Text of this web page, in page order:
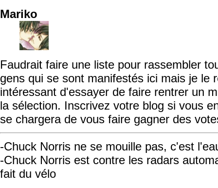
Mariko
Faudrait faire une liste pour rassembler
gens qui se sont manifestés ici mais je le
intéressant d'essayer de faire rentrer un
la sélection. Inscrivez votre blog si vous
se chargera de vous faire gagner des
-Chuck Norris ne se mouille pas, c'est
-Chuck Norris est contre les radars
fait du vélo